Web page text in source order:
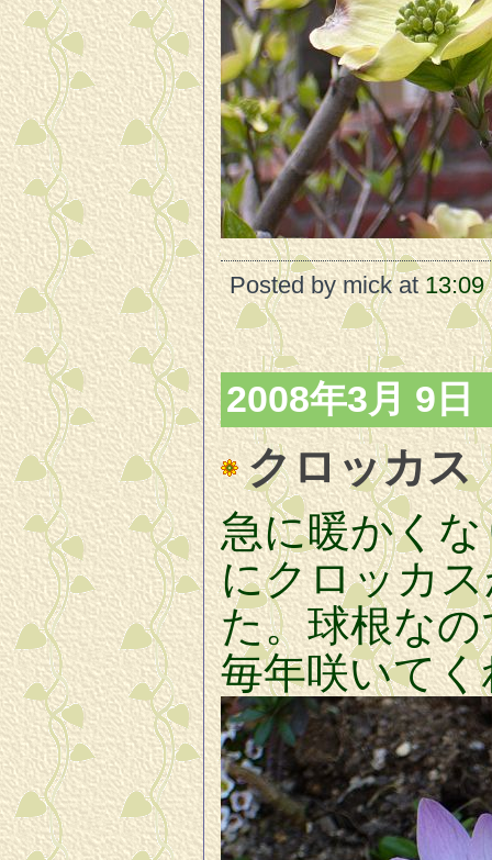
Posted by mick at13:09
2008年3月 9日
クロッカス
急に暖かく
にクロッカ
た。球根な
毎年咲いて